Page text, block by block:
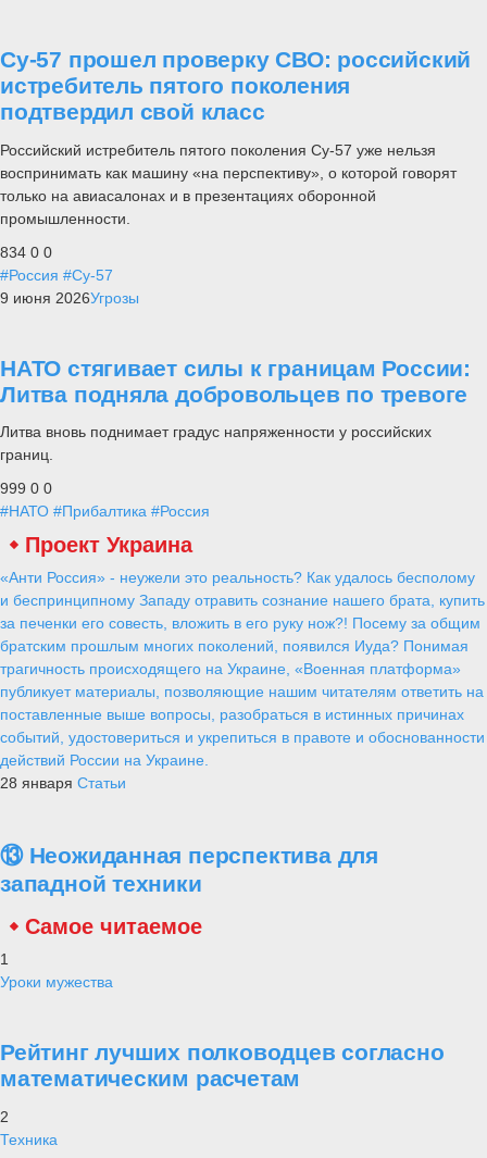
Су-57 прошел проверку СВО: российский
истребитель пятого поколения
подтвердил свой класс
Российский истребитель пятого поколения Су-57 уже нельзя
воспринимать как машину «на перспективу», о которой говорят
только на авиасалонах и в презентациях оборонной
промышленности.
834 0 0
#Россия #Су-57
9 июня 2026Угрозы
НАТО стягивает силы к границам России:
Литва подняла добровольцев по тревоге
Литва вновь поднимает градус напряженности у российских
границ.
999 0 0
#НАТО #Прибалтика #Россия
Проект Украина
«Анти Россия» - неужели это реальность? Как удалось бесполому
и беспринципному Западу отравить сознание нашего брата, купить
за печенки его совесть, вложить в его руку нож?! Посему за общим
братским прошлым многих поколений, появился Иуда? Понимая
трагичность происходящего на Украине, «Военная платформа»
публикует материалы, позволяющие нашим читателям ответить на
поставленные выше вопросы, разобраться в истинных причинах
событий, удостовериться и укрепиться в правоте и обоснованности
действий России на Украине.
28 января Статьи
⑬ Неожиданная перспектива для
западной техники
Самое читаемое
1
Уроки мужества
Рейтинг лучших полководцев согласно
математическим расчетам
2
Техника